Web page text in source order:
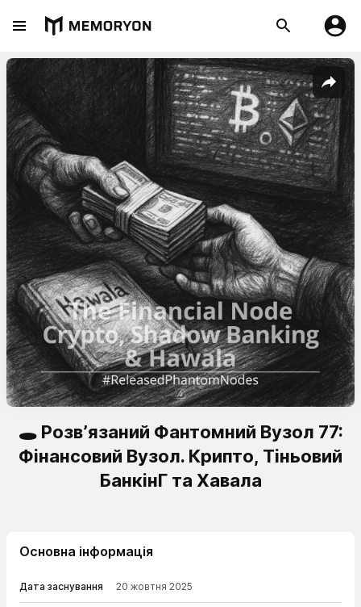
🕳️ Розв’язаний Фантомний Вузол 77:
Фінансовий Вузол. Крипто, Тіньовий
БанкінГ та Хавала
Основна інформація
Дата заснування 20 жовтня 2025